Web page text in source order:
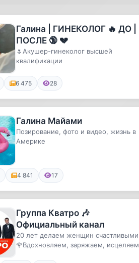
Галина | ГИНЕКОЛОГ 🔥 ДО |
ПОСЛЕ 🔞 💔
🌷Акушер-гинеколог высшей
квалификации
6 475 28
Галина Майами
Позирование, фото и видео, жизнь в
Америке
4 841 17
Группа Кватро 🎶
Официальный канал
20 лет делаем женщин счастливыми
🌹Вдохновляем, заряжаем, исцеляем